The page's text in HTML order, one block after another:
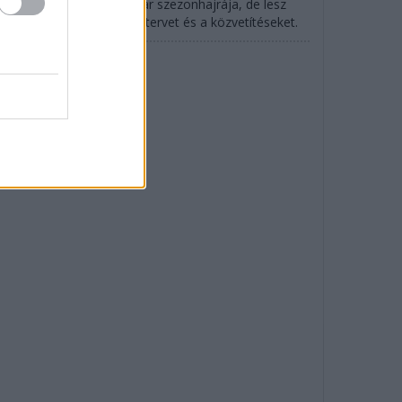
indul az IndyCar szezonhajrája, de lesz
is: mutatjuk az időtervet és a közvetítéseket.